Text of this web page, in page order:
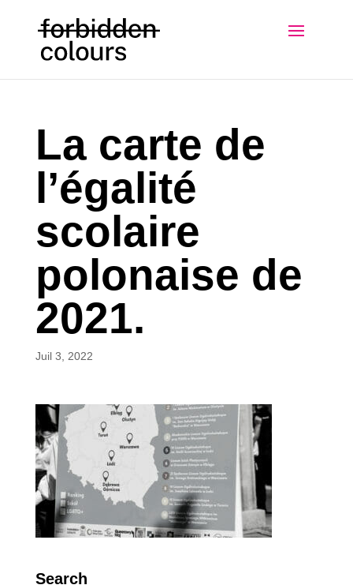
La carte de
l’égalité
scolaire
polonaise de
2021.
Juil 3, 2022
Search